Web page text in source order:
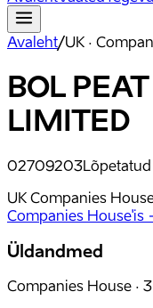
Avaleht/UK ·
BOL
LIMITED
02709203Lõpetatud
UK Companies House
Companies House'is
Üldandmed
Companies House ·